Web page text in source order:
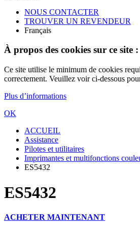
NOUS CONTACTER
TROUVER UN REVENDEUR
Français
À propos des cookies sur ce site :
Ce site utilise le minimum de cookies
correctement. Veuillez voir ci-dessous
Plus d’informations
OK
ACCUEIL
Assistance
Pilotes et utilitaires
Imprimantes et multifonctions
ES5432
ES5432
ACHETER MAINTENANT